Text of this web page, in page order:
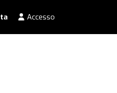
Accesso